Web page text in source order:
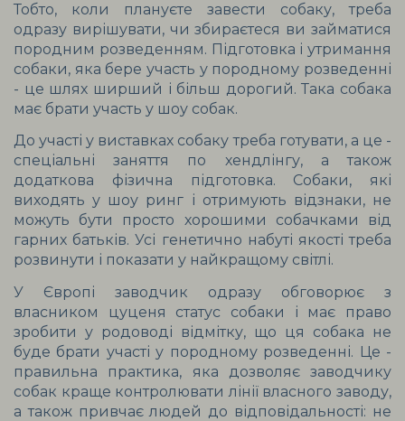
Тобто, коли плануєте завести собаку, треба
одразу вирішувати, чи збираєтеся ви займатися
породним розведенням. Підготовка і утримання
собаки, яка бере участь у породному розведенні
- це шлях ширший і більш дорогий. Така собака
має брати участь у шоу собак.
До участі у виставках собаку треба готувати, а це -
спеціальні заняття по хендлінгу, а також
додаткова фізична підготовка. Собаки, які
виходять у шоу ринг і отримують відзнаки, не
можуть бути просто хорошими собачками від
гарних батьків. Усі генетично набуті якості треба
розвинути і показати у найкращому світлі.
У Європі заводчик одразу обговорює з
власником цуценя статус собаки і має право
зробити у родоводі відмітку, що ця собака не
буде брати участі у породному розведенні. Це -
правильна практика, яка дозволяє заводчику
собак краще контролювати лінії власного заводу,
а також привчає людей до відповідальності: не